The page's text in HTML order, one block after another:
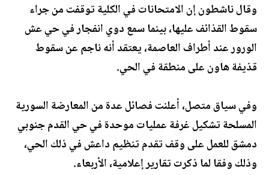
وقال ناشطون إن الامتحانات في الكلية توقفت من جراء
سقوط القذائف عليها، بينما سمع دوي انفجار في حي عش
الورور عند أطراف العاصمة، يعتقد أنه ناجم عن سقوط
قذيفة هاون على منطقة في الحي.
وفي سياق متصل، أعلنت فصائل عدة من المعارضة السورية
المسلحة تشكيل غرفة عمليات موحدة في حي القدم جنوبي
دمشق للعمل على وقف تقدم تنظيم داعش في ذلك الحي،
وذلك وفقا لما ذكرت تقارير إعلامية، الأربعاء.